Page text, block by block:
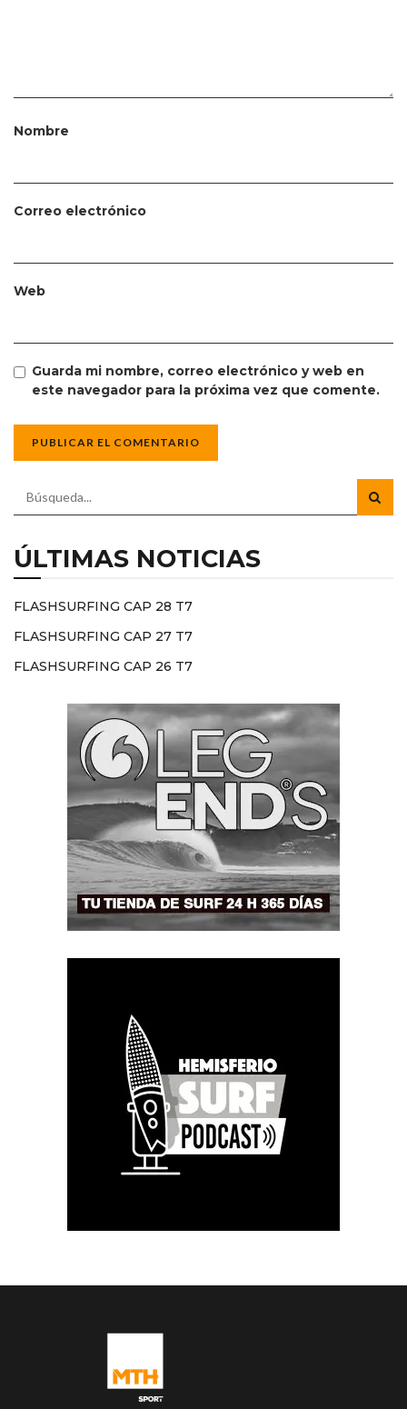
Nombre
Correo electrónico
Web
Guarda mi nombre, correo electrónico y web en
este navegador para la próxima vez que comente.
ÚLTIMAS NOTICIAS
FLASHSURFING CAP 28 T7
FLASHSURFING CAP 27 T7
FLASHSURFING CAP 26 T7